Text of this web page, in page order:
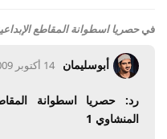
فيحصريا اسطوانة المقاطع
أبوسليمان 14 أكتوبر 2009
رد: حصريا اسطوانة
المنشاوي 1